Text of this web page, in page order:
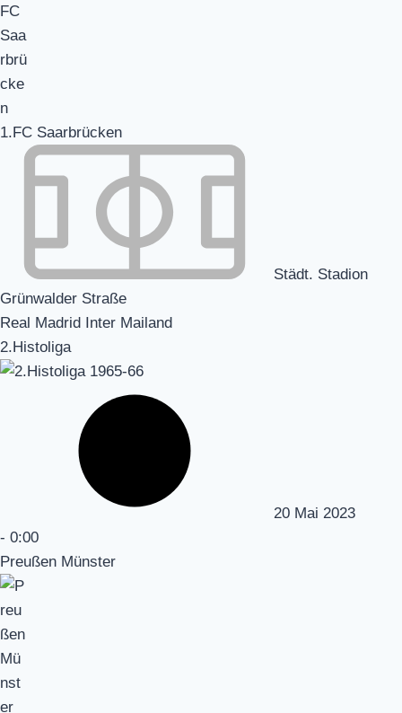
1.FC Saarbrücken
Städt. Stadion
Grünwalder Straße
Real Madrid Inter Mailand
2.Histoliga
20 Mai 2023
- 0:00
Preußen Münster